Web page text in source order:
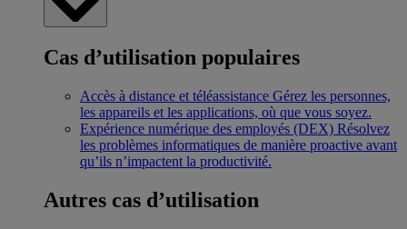
Cas d’utilisation populaires
Accès à distance et téléassistance Gérez les personnes,
les appareils et les applications, où que vous soyez.
Expérience numérique des employés (DEX) Résolvez
les problèmes informatiques de manière proactive avant
qu’ils n’impactent la productivité.
Autres cas d’utilisation